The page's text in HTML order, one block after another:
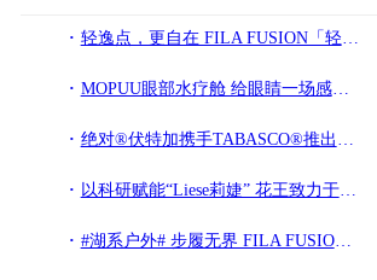
轻逸点，更自在 FILA FUSION「轻逸新机服」全新上市，让通勤与出游轻盈如风
MOPUU眼部水疗舱 给眼睛一场感官重启
绝对®伏特加携手TABASCO®推出全新联名产品绝对®辣椒仔
以科研赋能“Liese莉婕” 花王致力于打造亚洲第一时尚染发品牌 加速美发事业增长
#湖系户外# 步履无界 FILA FUSION COMO鞋履家族，适配全场景出行需求